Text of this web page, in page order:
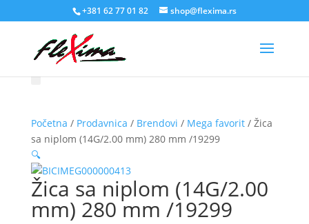
+381 62 77 01 82 shop@flexima.rs
Početna / Prodavnica / Brendovi / Mega favorit/ Žica
sa niplom (14G/2.00 mm) 280 mm /19299
🔍
Žica sa niplom (14G/2.00
mm) 280 mm /19299